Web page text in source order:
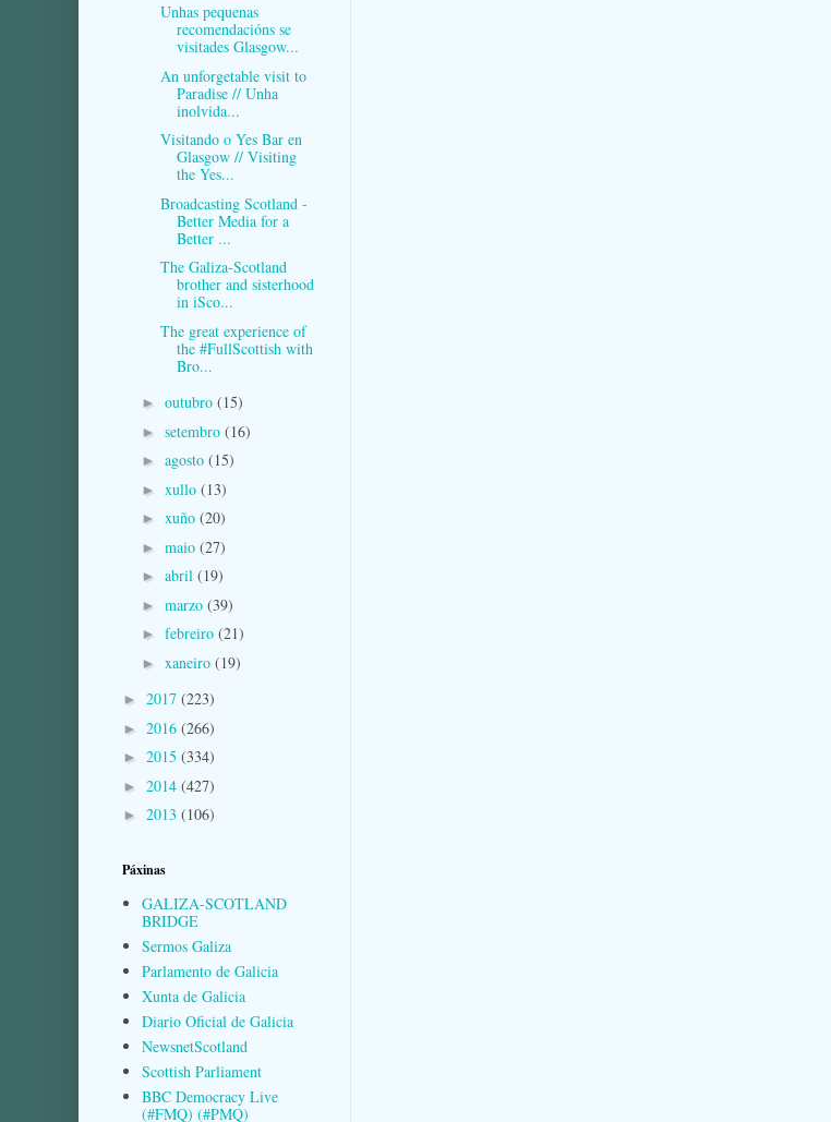
Unhas pequenas
recomendacións se
visitades Glasgow...
An unforgetable visit to
Paradise // Unha
inolvida...
Visitando o Yes Bar en
Glasgow // Visiting
the Yes...
Broadcasting Scotland -
Better Media for a
Better ...
The Galiza-Scotland
brother and sisterhood
in iSco...
The great experience of
the #FullScottish with
Bro...
► outubro (15)
► setembro (16)
► agosto (15)
► xullo (13)
► xuño (20)
► maio (27)
► abril (19)
► marzo (39)
► febreiro (21)
► xaneiro (19)
► 2017 (223)
► 2016 (266)
► 2015 (334)
► 2014 (427)
► 2013 (106)
Páxinas
GALIZA-SCOTLAND
BRIDGE
Sermos Galiza
Parlamento de Galicia
Xunta de Galicia
Diario Oficial de Galicia
NewsnetScotland
Scottish Parliament
BBC Democracy Live
(#FMQ) (#PMQ)